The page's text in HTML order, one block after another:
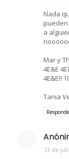
Nada
a
Mar y
4E&E
4E&E!!
Tania
13 de